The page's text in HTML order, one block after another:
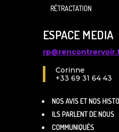
RÉTRACTATION
ESPACE MEDIA
Corinne
+33 69 31 64 43
NOS AVIS ET NOS
ILS PARLENT DE NOUS
COMMUNIQUÉS